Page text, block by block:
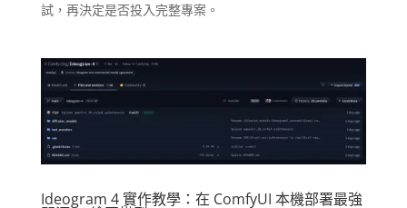
試，再決定是否投入完整專案。
Ideogram 4 實作教學：在 ComfyUI 本機部署最強